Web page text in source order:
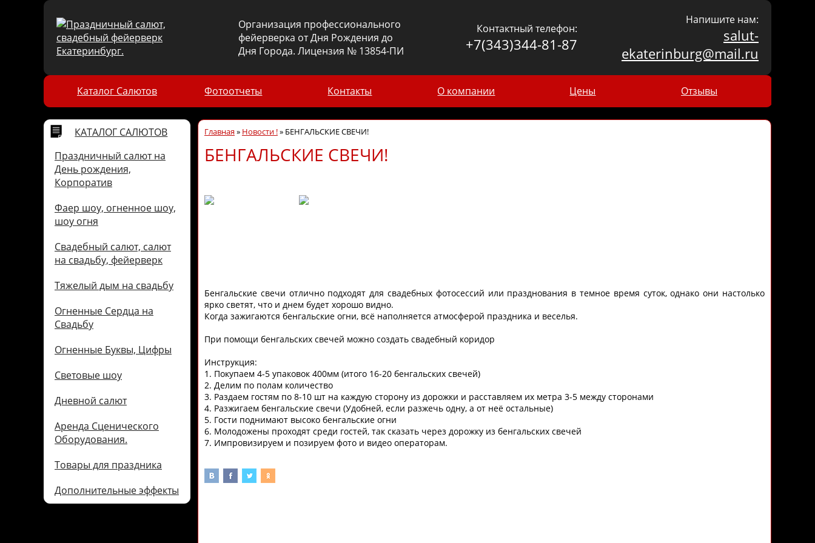
Организация профессионального
фейерверка от Дня Рождения до
Дня Города. Лицензия № 13854-ПИ
Контактный телефон:
+7(343)344-81-87
Напишите нам:
salut-
ekaterinburg@mail.ru
Каталог Салютов Фотоотчеты Контакты О компании Цены Отзывы
КАТАЛОГ САЛЮТОВ
Праздничный салют на
День рождения,
Корпоратив
Фаер шоу, огненное шоу,
шоу огня
Свадебный салют, салют
на свадьбу, фейерверк
Тяжелый дым на свадьбу
Огненные Сердца на
Свадьбу
Огненные Буквы, Цифры
Световые шоу
Дневной салют
Аренда Сценического
Оборудования.
Товары для праздника
Дополнительные эффекты
Главная» Новости !» БЕНГАЛЬСКИЕ СВЕЧИ!
БЕНГАЛЬСКИЕ СВЕЧИ!
Бенгальские свечи отлично подходят для свадебных фотосессий или празднования в темное время суток, однако они настолько
ярко светят, что и днем будет хорошо видно.
Когда зажигаются бенгальские огни, всё наполняется атмосферой праздника и веселья.
При помощи бенгальских свечей можно создать свадебный коридор
Инструкция:
1. Покупаем 4-5 упаковок 400мм (итого 16-20 бенгальских свечей)
2. Делим по полам количество
3. Раздаем гостям по 8-10 шт на каждую сторону из дорожки и расставляем их метра 3-5 между сторонами
4. Разжигаем бенгальские свечи (Удобней, если разжечь одну, а от неё остальные)
5. Гости поднимают высоко бенгальские огни
6. Молодожены проходят среди гостей, так сказать через дорожку из бенгальских свечей
7. Импровизируем и позируем фото и видео операторам.